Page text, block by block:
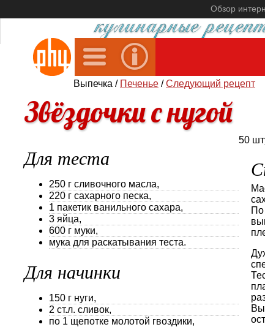
Обзор
Выпечка / Печенье /Следующий рецепт
Звёздочки с нугой
50
Для теста
250 г сливочного масла,
220 г сахарного песка,
1 пакетик ванильного сахара,
3 яйца,
600 г муки,
мука для раскатывания теста.
Для начинки
150 г нуги,
2 ст.л. сливок,
по 1 щепотке молотой гвоздики,
По